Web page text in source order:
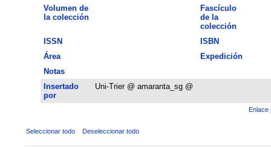
Volumen de
la colección
Fascículo
de la
colección
ISSN
ISBN
Área
Expedición
Notas
Insertado
por
Uni-Trier @ amaranta_sg @
Enlace
Seleccionar todo Deseleccionar todo